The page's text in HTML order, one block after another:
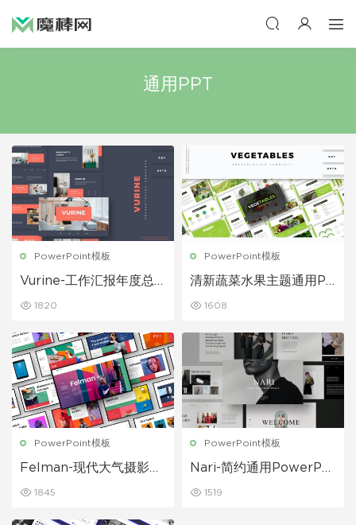
通用PPT
PowerPoint模板
Vurine-工作汇报年度总
1820
PowerPoint模板
清新蔬菜水果主题通用PP
1608
PowerPoint模板
Felman-现代大气摄影展
1845
PowerPoint模板
Nari-简约通用PowerPoi
1519